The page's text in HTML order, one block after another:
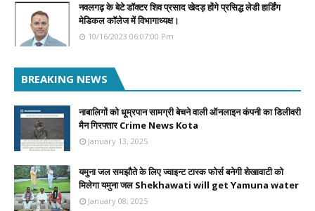
नवलगढ़ के बेटे डॉक्टर शिव प्रसाद खेदड़ होंगे प्रसिद्ध लेडी हार्डिंग
मेडिकल कॉलेज में विभागाध्यक्ष।
10/16/2023 06:07:00 Pm
BREAKING NEWS
नाबालिगों को धूम्रपान सामग्री बेचने वाली ऑनलाइन कंपनी का डिलीवरी
मैन गिरफ्तार Crime News Kota
January 13, 2025
यमुना जल समझौते के लिए ज्वाइन्ट टास्क फोर्स बनेगी शेखावाटी को
मिलेगा यमुना जल Shekhawati will get Yamuna water
January 08, 2025